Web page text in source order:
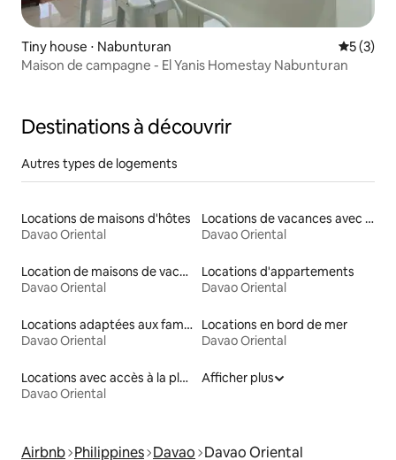
Tiny house ⋅ Nabunturan
5 (3)
Maison de campagne - El Yanis Homestay Nabunturan
Destinations à découvrir
Autres types de logements
Locations de maisons d'hôtes
Davao Oriental
Locations de vacances avec piscine
Davao Oriental
Location de maisons de vacances
Davao Oriental
Locations d'appartements
Davao Oriental
Locations adaptées aux familles
Davao Oriental
Locations en bord de mer
Davao Oriental
Locations avec accès à la plage
Davao Oriental
Afficher plus
Airbnb Philippines Davao Davao Oriental